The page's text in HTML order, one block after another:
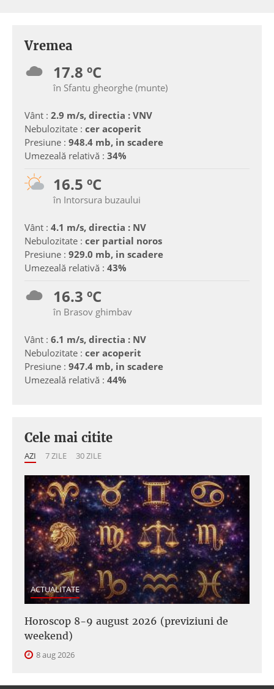
Vremea
17.8 ºC
în Sfantu gheorghe (munte)
Vânt : 2.9 m/s, directia : VNV
Nebulozitate : cer acoperit
Presiune : 948.4 mb, in scadere
Umezeală relativă : 34%
16.5 ºC
în Intorsura buzaului
Vânt : 4.1 m/s, directia : NV
Nebulozitate : cer partial noros
Presiune : 929.0 mb, in scadere
Umezeală relativă : 43%
16.3 ºC
în Brasov ghimbav
Vânt : 6.1 m/s, directia : NV
Nebulozitate : cer acoperit
Presiune : 947.4 mb, in scadere
Umezeală relativă : 44%
Cele mai citite
AZI 7 ZILE 30 ZILE
ACTUALITATE
Horoscop 8-9 august 2026 (previziuni de
weekend)
8 aug 2026